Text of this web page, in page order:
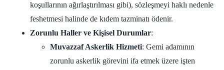
koşullarının ağırlaştırılması gibi), sözleşmeyi haklı nedenle
feshetmesi halinde de kıdem tazminatı ödenir.
Zorunlu Haller ve Kişisel Durumlar:
Muvazzaf Askerlik Hizmeti: Gemi adamının
zorunlu askerlik görevini ifa etmek üzere işten